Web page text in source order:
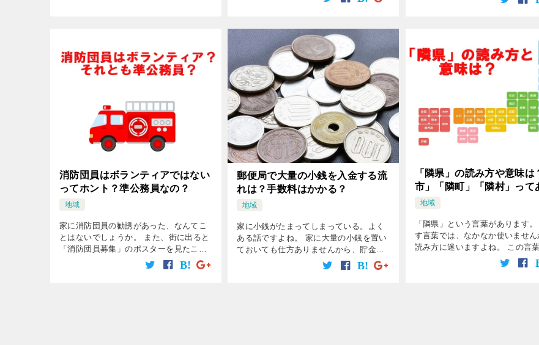
すると、消防団員と消防士は違うことを
[…]
動しているのか気になりますよね
消防団員はボランティアではない
ってホント？準公務員なの？
地域
家に消防団員の勧誘があった、なんてこ
とはないでしょうか。 また、街に出ると
「消防団員募集」のポスターを見たこと
がないでしょうか。 消防士は消防署に勤
める本職の人ですが、消防団員は自分の
郵便局で大量の小銭を入金する流
れは？手数料はかかる？
地域
家に小銭がたまってしまっている。よく
ある話ですよね。 家に大量の小銭を置い
ておいても仕方ありませんから、貯金す
るのがベストです。 手数料はかかるの
か、入金の流れはどんな感じなのか、こ
「隣県」の読み方や意味は
市」「隣町」「隣村」って
地域
「隣県」という言葉があります
す言葉では、なかなか使いません
読み方に迷いますよね。 この言
て紹介します。 「隣県」の読み
は？ 「隣県」の読み方は、「りん